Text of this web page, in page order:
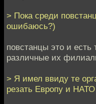
> Пока среди
ошибаюсь?)
повстанцы это и
различные их
> Я имел ввиду те
резать Европу и